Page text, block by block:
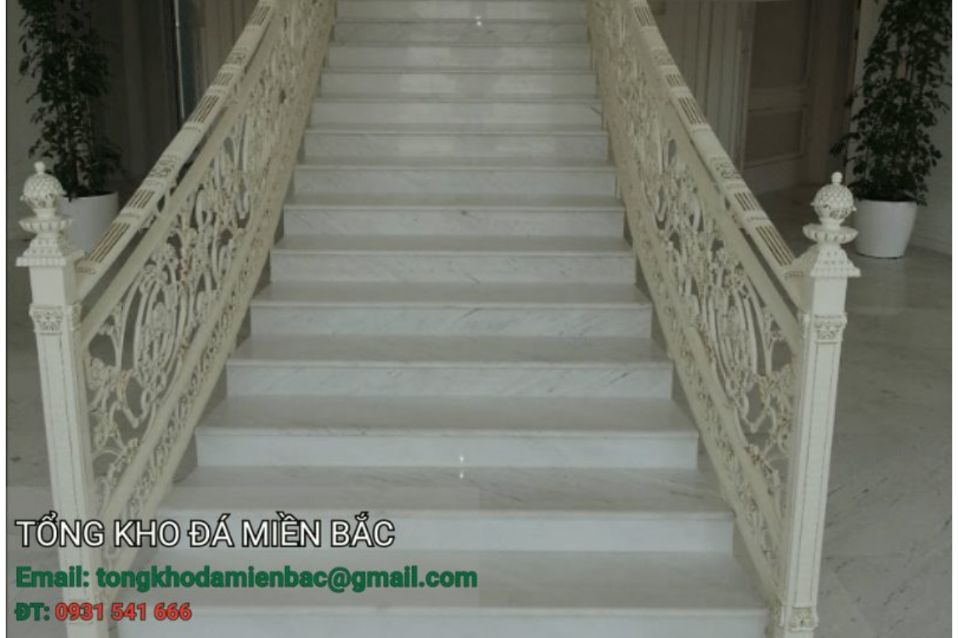
Đá Bàn Bếp Cao Cấp
Đá Ốp Bếp Tự Nhiên
Các Loại Đá Khác
Kính Màu Ốp Bếp
Mặt Hàng nhập khẩu Container
Vách Tivi ỐP Đá Cao Cấp
Đá Mosaic
Đá Limestone
Đá Onyx
Hoa Văn Đá
Đá Ốp Mặt Tiền
Đá Quartz Alpilus
Đá Alpilus Brazil
Đá tự nhiên
Đá Thạch Anh
Đá Nhân Tạo
Đá Lát Nền
Đá Cầu Thang
Đá Cầu Thang
Đá Bàn Bếp
Đá Lát Nền
Đá Bàn Bếp Cao Cấp
Đá Ốp Bếp
Đá Ốp Mặt Tiền
Đá Ốp Cột
Đá Ốp Mộ
Đá Ốp Thang Máy